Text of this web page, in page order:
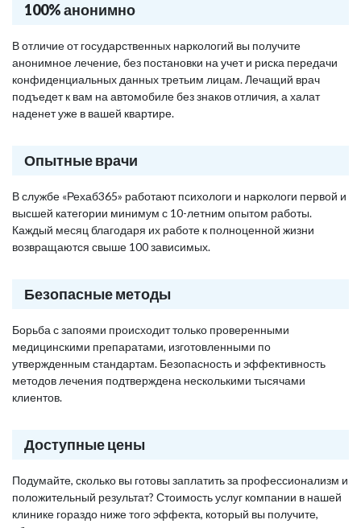
100% анонимно
В отличие от государственных наркологий вы получите
анонимное лечение, без постановки на учет и риска передачи
конфиденциальных данных третьим лицам. Лечащий врач
подъедет к вам на автомобиле без знаков отличия, а халат
наденет уже в вашей квартире.
Опытные врачи
В службе «Рехаб365» работают психологи и наркологи первой и
высшей категории минимум с 10-летним опытом работы.
Каждый месяц благодаря их работе к полноценной жизни
возвращаются свыше 100 зависимых.
Безопасные методы
Борьба с запоями происходит только проверенными
медицинскими препаратами, изготовленными по
утвержденным стандартам. Безопасность и эффективность
методов лечения подтверждена несколькими тысячами
клиентов.
Доступные цены
Подумайте, сколько вы готовы заплатить за профессионализм и
положительный результат? Стоимость услуг компании в нашей
клинике гораздо ниже того эффекта, который вы получите,